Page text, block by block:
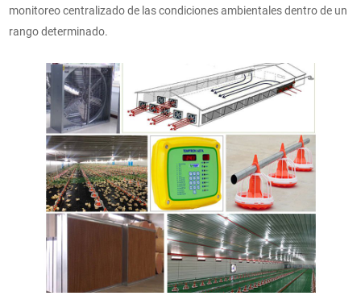
monitoreo centralizado de las condiciones ambientales dentro de un
rango determinado.